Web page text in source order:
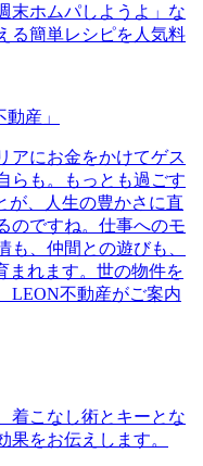
末ホムパしようよ」な
る簡単レシピを人気料
産」
アにお金をかけてゲス
らも。もっとも過ごす
が、人生の豊かさに直
のですね。仕事へのモ
、仲間との遊びも、
まれます。世の物件を
LEON不動産がご案内
着こなし術とキーとな
果をお伝えします。